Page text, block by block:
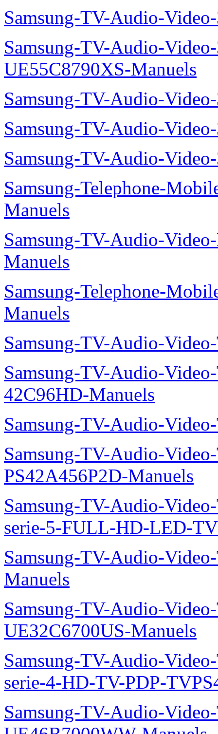
Samsung-TV-Audio-
Samsung-TV-Audio-
UE55C8790XS-Manuels
Samsung-TV-Audio-
Samsung-TV-Audio-
Samsung-TV-Audio-
Samsung-Telephone-
Manuels
Samsung-TV-Audio-
Manuels
Samsung-Telephone-
Manuels
Samsung-TV-Audio-
Samsung-TV-Audio-
42C96HD-Manuels
Samsung-TV-Audio-
Samsung-TV-Audio-
PS42A456P2D-Manuels
Samsung-TV-Audio-
serie-5-FULL-HD-LED-
Samsung-TV-Audio-
Manuels
Samsung-TV-Audio-
UE32C6700US-Manuels
Samsung-TV-Audio-
serie-4-HD-TV-PDP-
Samsung-TV-Audio-